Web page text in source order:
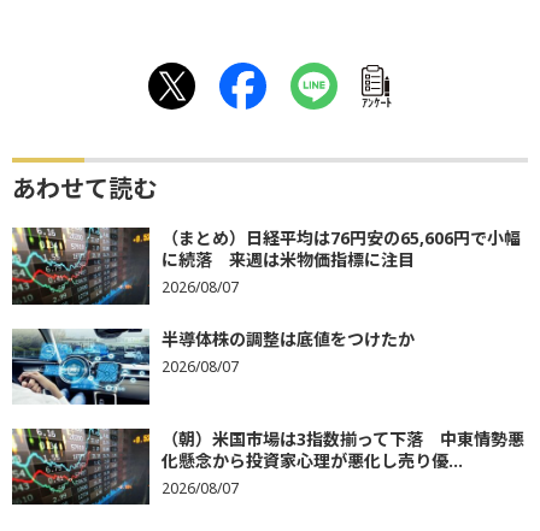
ｱﾝｹｰﾄ
あわせて読む
（まとめ）日経平均は76円安の65,606円で小幅
に続落 来週は米物価指標に注目
2026/08/07
半導体株の調整は底値をつけたか
2026/08/07
（朝）米国市場は3指数揃って下落 中東情勢悪
化懸念から投資家心理が悪化し売り優...
2026/08/07